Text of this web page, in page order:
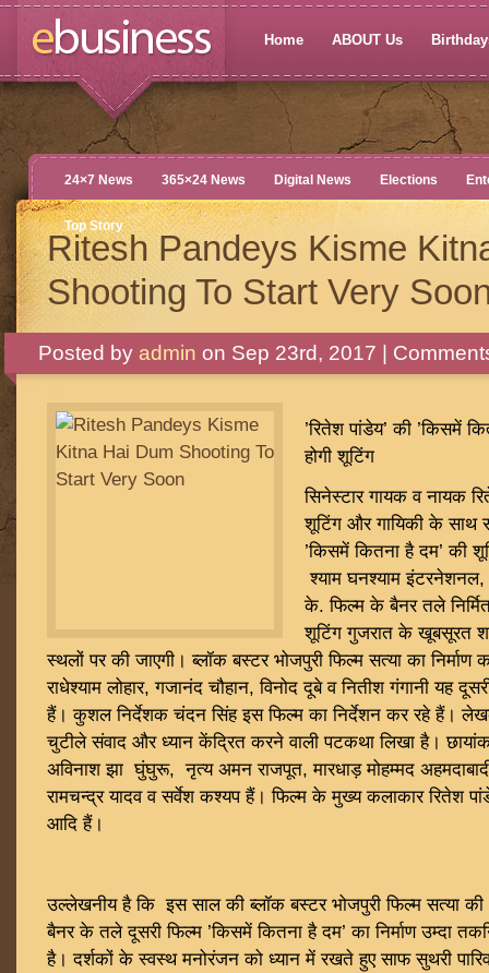
Home ABOUT Us
24×7 News 365×24 News Digital News Elections
Top Story
Ritesh Pandeys Kisme
Shooting To Start Very
Posted by admin on Sep 23rd, 2017 |
’रितेश पांडेय’ की ’किसमें
होगी शूटिंग
सिनेस्टार गायक व नायक
शूटिंग और गायिकी के साथ
’किसमें कितना है दम’ की
श्याम घनश्याम
के. फिल्म के बैनर तले
शूटिंग गुजरात के खूबसूरत
स्थलों पर की जाएगी। ब्लॉक बस्टर भोजपुरी फिल्म सत्या का निर्माण
राधेश्याम लोहार, गजानंद चौहान, विनोद दूबे व नितीश गंगानी यह
हैं। कुशल निर्देशक चंदन सिंह इस फिल्म का निर्देशन कर रहे हैं।
चुटीले संवाद और ध्यान केंद्रित करने वाली पटकथा लिखा है।
अविनाश झा घुंघुरू, नृत्य अमन राजपूत, मारधाड़ मोहम्मद
रामचन्द्र यादव व सर्वेश कश्यप हैं। फिल्म के मुख्य कलाकार रितेश
आदि हैं।
उल्लेखनीय है कि इस साल की ब्लॉक बस्टर भोजपुरी फिल्म सत्या
बैनर के तले दूसरी फिल्म ’किसमें कितना है दम’ का निर्माण उम्दा
है। दर्शकों के स्वस्थ मनोरंजन को ध्यान में रखते हुए साफ सुथरी